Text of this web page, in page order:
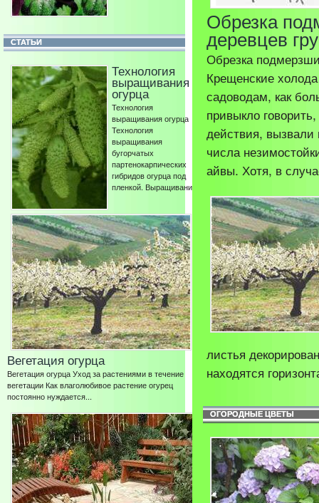
СТАТЬИ
Технология
выращивания
огурца
Технология
выращивания огурца
Технология
выращивания
бугорчатых
партенокарпических
гибридов огурца под
пленкой. Выращивание...
Вегетация огурца
Вегетация огурца Уход за растениями в течение
вегетации Как влаголюбивое растение огурец
постоянно нуждается...
Обрезка
деревцев
Обрезка
Крещенские
садоводам, как
привыкло
действия, вызвали
числа
айвы. Хотя, в
листья
находятся
ОГОРОДНЫЕ ЦВЕТЫ